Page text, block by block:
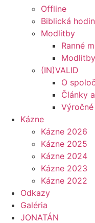
Offline
Biblická
Modlitby
Ranné
(IN)VALID
O
Články
Kázne
Kázne 2026
Kázne 2025
Kázne 2024
Kázne 2023
Kázne 2022
Odkazy
Galéria
JONATÁN